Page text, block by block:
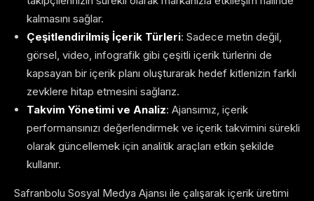
kalmasını sağlar.
Çeşitlendirilmiş İçerik Türleri: Sadece metin değil,
görsel, video, infografik gibi çeşitli içerik türlerini de
kapsayan bir içerik planı oluşturarak hedef kitlenizin farklı
zevklere hitap etmesini sağlarız.
Takvim Yönetimi ve Analiz: Ajansımız, içerik
performansınızı değerlendirmek ve içerik takvimini sürekli
olarak güncellemek için analitik araçları etkin şekilde
kullanır.
Safranbolu Sosyal Medya Ajansı ile çalışarak içerik üretimi